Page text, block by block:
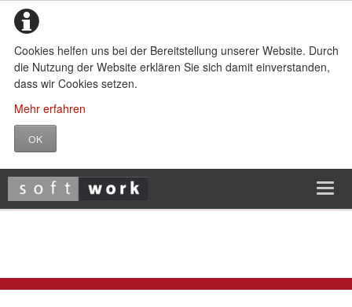
Cookies helfen uns bei der Bereitstellung unserer Website. Durch
die Nutzung der Website erklären Sie sich damit einverstanden,
dass wir Cookies setzen.
Mehr erfahren
OK